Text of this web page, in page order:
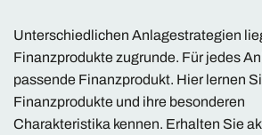
Unterschiedlichen Anlagestrategien
Finanzprodukte zugrunde. Für jedes
passende Finanzprodukt. Hier lernen
Finanzprodukte und ihre besonderen
Charakteristika kennen. Erhalten Sie